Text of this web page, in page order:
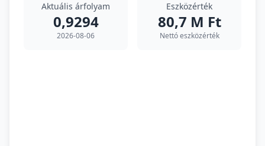
Aktuális árfolyam
0,9294
2026-08-06
Eszközérték
80,7 M Ft
Nettó eszközérték